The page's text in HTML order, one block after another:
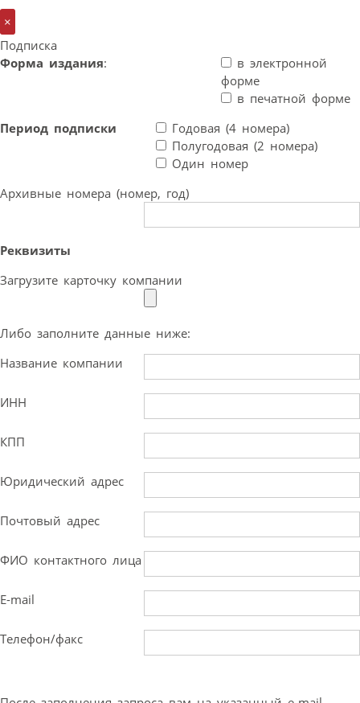
×
Подписка
Форма издания:
в электронной
форме
в печатной форме
Период подписки
Годовая (4 номера)
Полугодовая (2 номера)
Один номер
Архивные номера (номер, год)
Реквизиты
Загрузите карточку компании
Либо заполните данные ниже:
Название компании
ИНН
КПП
Юридический адрес
Почтовый адрес
ФИО контактного лица
E-mail
Телефон/факс